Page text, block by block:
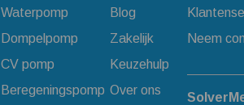
Waterpomp
Dompelpomp
CV pomp
Beregeningspomp
Blog
Zakelijk
Keuzehulp
Over ons
Neem